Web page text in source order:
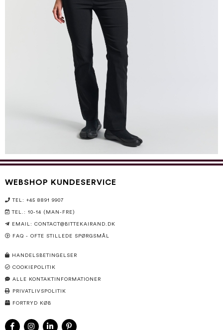
WEBSHOP KUNDESERVICE
TEL: +45 8891 9907
TEL.: 10-14 (MAN-FRE)
EMAIL: CONTACT@BITTEKAIRAND.DK
FAQ - OFTE STILLEDE SPØRGSMÅL
HANDELSBETINGELSER
COOKIEPOLITIK
ALLE KONTAKTINFORMATIONER
PRIVATLIVSPOLITIK
FORTRYD KØB